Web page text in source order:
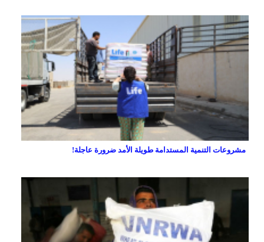
مشروعات التنمية المستدامة طويلة الأمد ضرورة عاجلة!